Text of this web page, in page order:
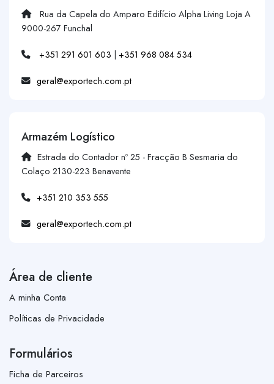
Rua da Capela do Amparo Edifício Alpha Living Loja A
9000-267 Funchal
+351 291 601 603 | +351 968 084 534
geral@exportech.com.pt
Armazém Logístico
Estrada do Contador nº 25 - Fracção B Sesmaria do
Colaço 2130-223 Benavente
+351 210 353 555
geral@exportech.com.pt
Área de cliente
A minha Conta
Políticas de Privacidade
Formulários
Ficha de Parceiros